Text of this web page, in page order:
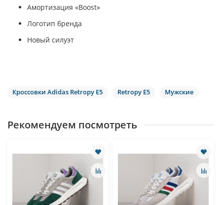
Амортизация «Boost»
Логотип бренда
Новый силуэт
Кроссовки Adidas Retropy E5 Retropy E5 Мужские
Рекомендуем посмотреть